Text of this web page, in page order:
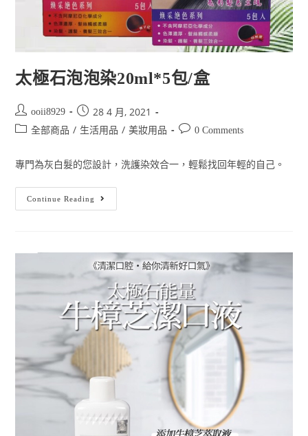
太極石泡泡染20ml*5包/盒
ooii8929 28 4 月, 2021
全部商品 / 生活用品 / 美妝用品 0 Comments
專門為灰白髮的您設計，洗護染效合一，輕鬆找回年輕的自己。
Continue Reading